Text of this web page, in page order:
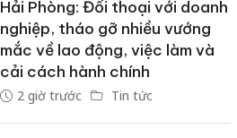
Hải Phòng: Đối thoại với doanh
nghiệp, tháo gỡ nhiều vướng
mắc về lao động, việc làm và
cải cách hành chính
2 giờ trước Tin tức